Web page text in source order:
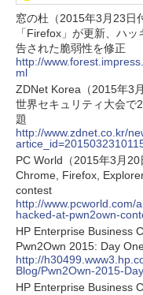
窓の杜（2015年3月23日
「Firefox」が更新、ハ
告された脆弱性を修正
http://
ml
ZDNet Korea（2015年3
世界セキュリティ大会で
題
http://www.zdnet.co.kr/
PC World（2015年3月20
Chrome, Firefox,
contest
http://www.pcworld.com/
hacked-at-pwn2own-
HP Enterprise Business
Pwn2Own 2015: Day
http://
Blog/Pwn2Own-2015-
HP Enterprise Business